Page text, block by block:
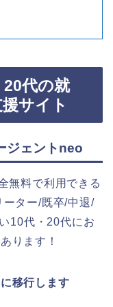
代の就
サイト
ジェントneo
無料で利用できる
ーター/既卒/中退/
10代・20代にお
ります！
移行します